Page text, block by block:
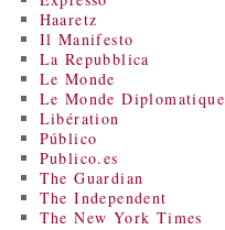
Haaretz
Il Manifesto
La Repubblica
Le Monde
Le Monde Diplomatique
Libération
Público
Publico.es
The Guardian
The Independent
The New York Times